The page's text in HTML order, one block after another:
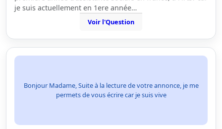
je suis actuellement en 1ere année…
Voir l'Question
Bonjour Madame, Suite à la lecture de votre annonce, je me
permets de vous écrire car je suis vive